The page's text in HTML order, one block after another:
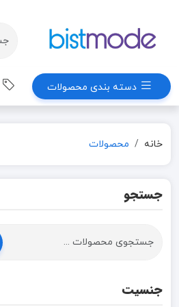
دسته بندی محصولات
خانه محصولات
جستجو
جنسیت